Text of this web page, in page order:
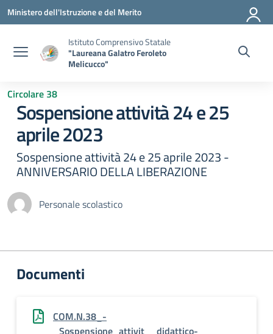
Vai ai contenuti
Vai al menu di navigazione
Vai al footer
Ministero dell'Istruzione e del Merito
Istituto Comprensivo Statale
"Laureana Galatro Feroleto
Melicucco"
Circolare 38
Sospensione attività 24 e 25
aprile 2023
Sospensione attività 24 e 25 aprile 2023 -
ANNIVERSARIO DELLA LIBERAZIONE
Personale scolastico
Documenti
COM.N.38_-
_Sospensione_attivit__didattico-